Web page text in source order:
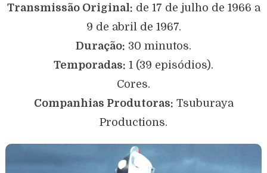
Transmissão Original: de 17 de julho de 1966 a
9 de abril de 1967.
Duração: 30 minutos.
Temporadas: 1 (39 episódios).
Cores.
Companhias Produtoras: Tsuburaya
Productions.